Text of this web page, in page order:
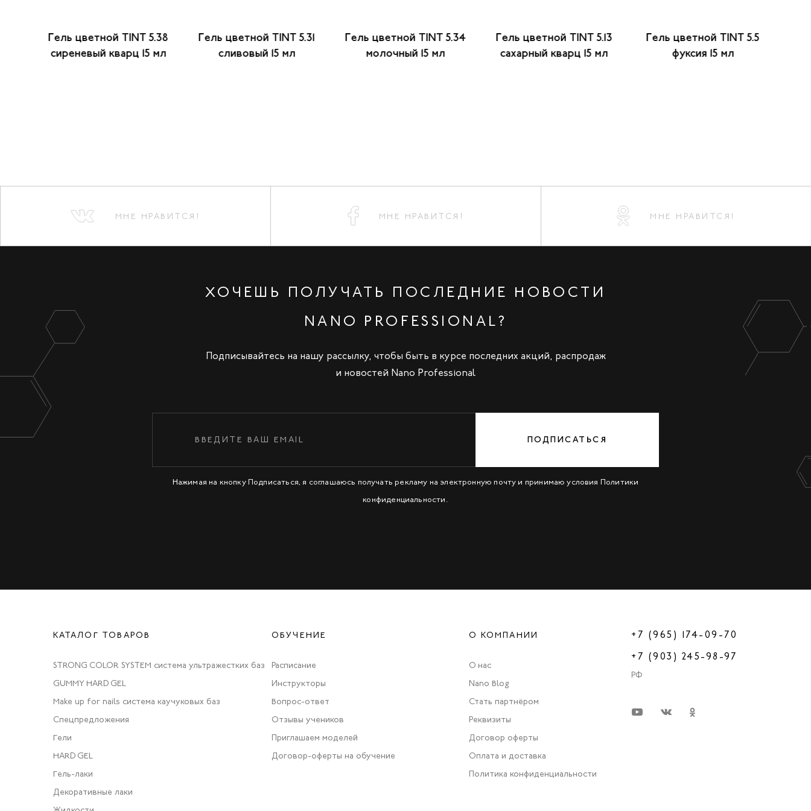
Гель цветной TINT 5.38
сиреневый кварц 15 мл
Гель цветной TINT 5.31
сливовый 15 мл
Гель цветной TINT 5.34
молочный 15 мл
Гель цветной TINT 5.13
сахарный кварц 15 мл
Гель цветной TINT 5.5
фуксия 15 мл
МНЕ НРАВИТСЯ! МНЕ НРАВИТСЯ! МНЕ НРАВИТСЯ!
ХОЧЕШЬ ПОЛУЧАТЬ ПОСЛЕДНИЕ НОВОСТИ
NANO PROFESSIONAL?
Подписывайтесь на нашу рассылку, чтобы быть в курсе последних акций, распродаж
и новостей Nano Professional
ПОДПИСАТЬСЯ
Нажимая на кнопку Подписаться, я соглашаюсь получать рекламу на электронную почту и принимаю условия Политики
конфиденциальности.
КАТАЛОГ ТОВАРОВ
STRONG COLOR SYSTEM система ультражестких баз
GUMMY HARD GEL
Make up for nails система каучуковых баз
Спецпредложения
Гели
HARD GEL
Гель-лаки
Декоративные лаки
ОБУЧЕНИЕ
Расписание
Инструкторы
Вопрос-ответ
Отзывы учеников
Приглашаем моделей
Договор-оферты на обучение
О КОМПАНИИ
О нас
Nano Blog
Стать партнёром
Реквизиты
Договор оферты
Оплата и доставка
Политика конфиденциальности
+7 (965) 174-09-70
+7 (903) 245-98-97
РФ